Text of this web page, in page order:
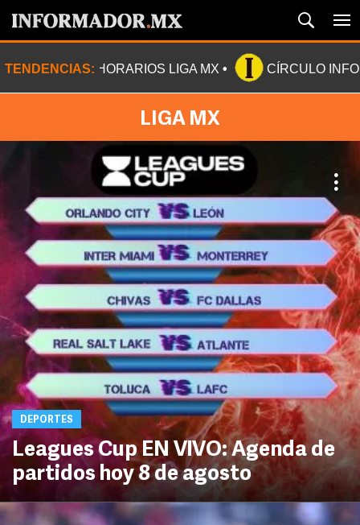
TENDENCIAS: HORARIOS LIGA MX CÍRCULO
LIGA MX
DEPORTES
Leagues Cup EN VIVO: Agenda de
partidos hoy 8 de agosto